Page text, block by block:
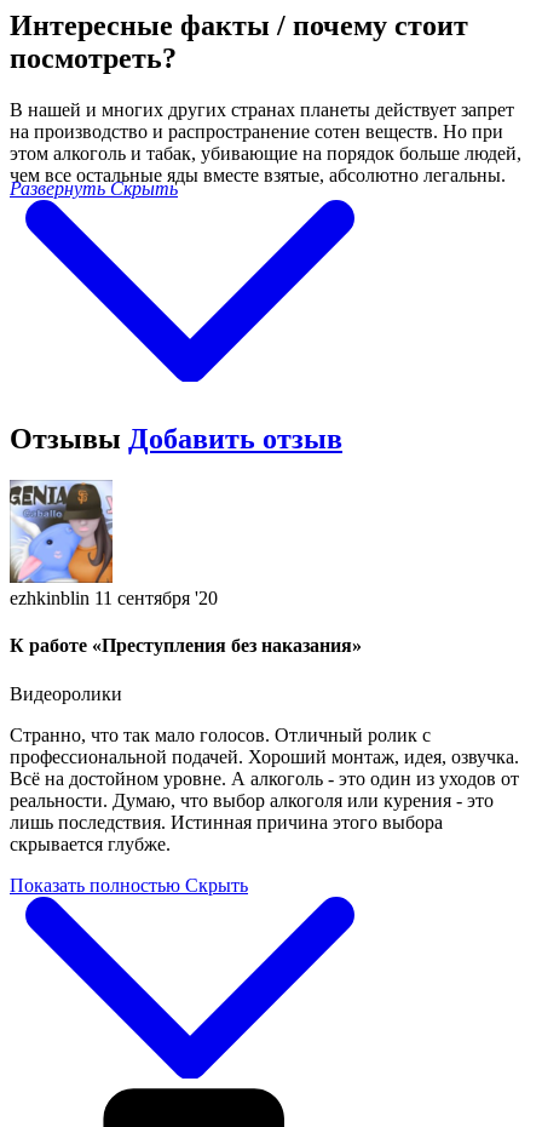
Интересные факты / почему стоит
посмотреть?
В нашей и многих других странах планеты действует запрет
на производство и распространение сотен веществ. Но при
этом алкоголь и табак, убивающие на порядок больше людей,
чем все остальные яды вместе взятые, абсолютно легальны.
Развернуть Скрыть
Отзывы Добавить отзыв
ezhkinblin 11 сентября '20
К работе «Преступления без наказания»
Видеоролики
Странно, что так мало голосов. Отличный ролик с
профессиональной подачей. Хороший монтаж, идея, озвучка.
Всё на достойном уровне. А алкоголь - это один из уходов от
реальности. Думаю, что выбор алкоголя или курения - это
лишь последствия. Истинная причина этого выбора
скрывается глубже.
Показать полностью Скрыть